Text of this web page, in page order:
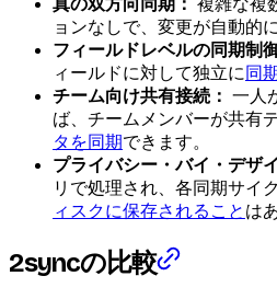
真の双方向同期： 複雑な複
ョンなしで、変更が自動的
フィールドレベルの同期制
ィールドに対して独立に 同
チーム向け共有接続： 一人
ば、チームメンバーが共有
タを同期できます。
プライバシー・バイ・デザ
リで処理され、各同期サイ
ィスクに保存されること は
2syncの比較